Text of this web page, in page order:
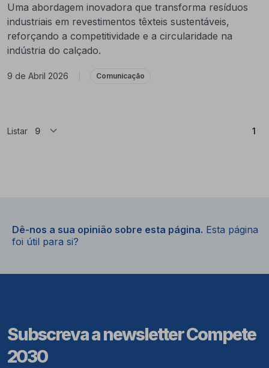
Uma abordagem inovadora que transforma resíduos
industriais em revestimentos têxteis sustentáveis,
reforçando a competitividade e a circularidade na
indústria do calçado.
9 de Abril 2026 Comunicação
Listar 1
Dê-nos a sua opinião sobre esta página. Esta página
foi útil para si?
Subscreva a newsletter Compete
2030